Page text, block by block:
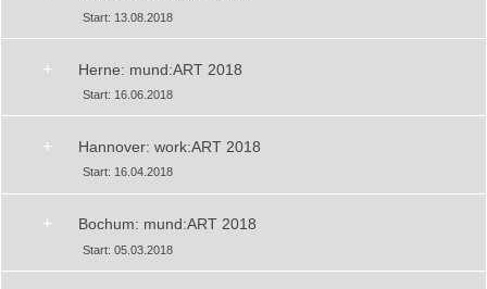
Start: 13.08.2018
+ Herne: mund:ART 2018
Start: 16.06.2018
+ Hannover: work:ART 2018
Start: 16.04.2018
+ Bochum: mund:ART 2018
Start: 05.03.2018